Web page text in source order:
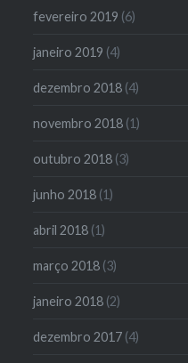
fevereiro 2019 (6)
janeiro 2019 (4)
dezembro 2018 (4)
novembro 2018 (1)
outubro 2018 (3)
junho 2018 (1)
abril 2018 (1)
março 2018 (3)
janeiro 2018 (2)
dezembro 2017 (4)